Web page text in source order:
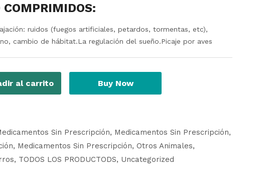
ruidos (fuegos artificiales, petardos, tormentas, etc),
cambio de hábitat.La regulación del sueño.Picaje por aves
al carrito Buy Now
Sin Prescripción
Medicamentos Sin Prescripción
Medicamentos Sin Prescripción Otros Animales
TODOS LOS PRODUCTODS Uncategorized